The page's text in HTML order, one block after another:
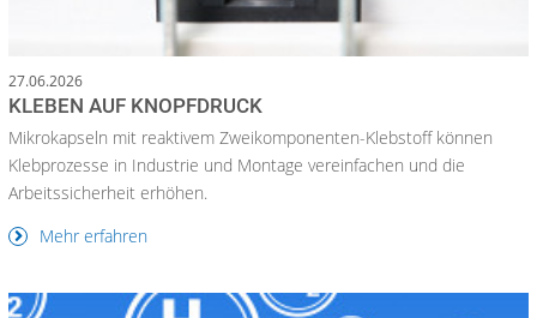
27.06.2026
KLEBEN AUF KNOPFDRUCK
Mikrokapseln mit reaktivem Zweikomponenten-Klebstoff können
Klebprozesse in Industrie und Montage vereinfachen und die
Arbeitssicherheit erhöhen.
Mehr erfahren